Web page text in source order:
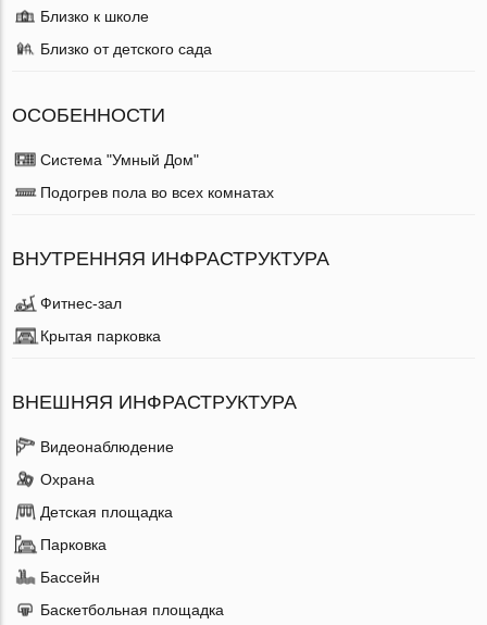
Близко к школе
Близко от детского сада
ОСОБЕННОСТИ
Система "Умный Дом"
Подогрев пола во всех комнатах
ВНУТРЕННЯЯ ИНФРАСТРУКТУРА
Фитнес-зал
Крытая парковка
ВНЕШНЯЯ ИНФРАСТРУКТУРА
Видеонаблюдение
Охрана
Детская площадка
Парковка
Бассейн
Баскетбольная площадка